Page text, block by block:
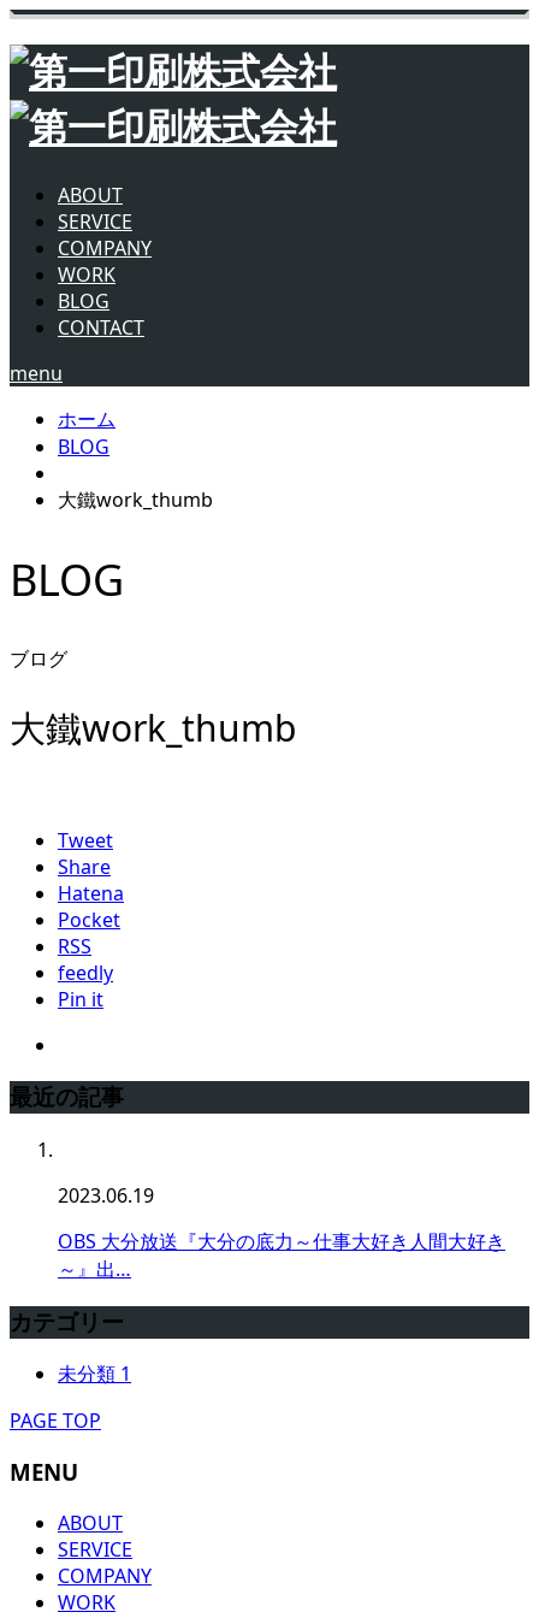
ABOUT
SERVICE
COMPANY
WORK
BLOG
CONTACT
menu
ホーム
BLOG
大鐵work_thumb
BLOG
ブログ
大鐵work_thumb
Tweet
Share
Hatena
Pocket
RSS
feedly
Pin it
最近の記事
2023.06.19
OBS 大分放送『大分の底力～仕事大好き人間大好き
～』出…
カテゴリー
未分類 1
PAGE TOP
MENU
ABOUT
SERVICE
COMPANY
WORK